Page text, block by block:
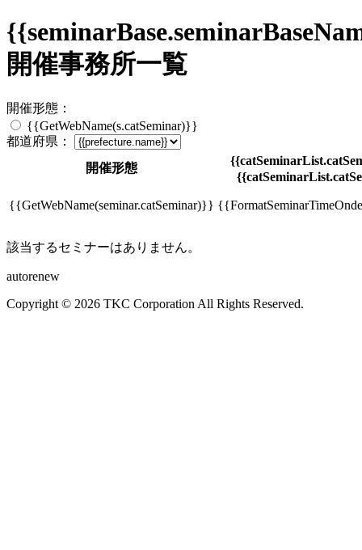
開催事務所一覧
開催形態：
{{GetWebName(s.catSeminar)}}
都道府県：
開催形態
{{GetWebName(seminar.catSeminar)}}
該当するセミナーはありません。
autorenew
Copyright © 2026 TKC Corporation All Rights Reserved.